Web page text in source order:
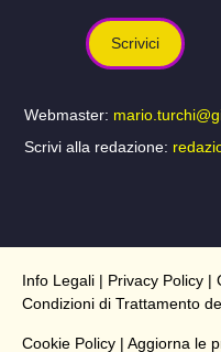
Scrivici
Webmaster:
Scrivi alla redazione:
Info Legali | Privacy Policy |
Condizioni di Trattamento
Cookie Policy | Aggiorna le